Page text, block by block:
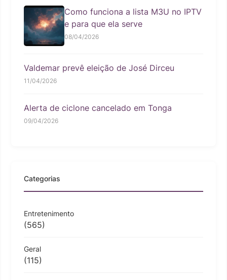
Como funciona a lista M3U no IPTV
e para que ela serve
08/04/2026
Valdemar prevê eleição de José Dirceu
11/04/2026
Alerta de ciclone cancelado em Tonga
09/04/2026
Categorias
Entretenimento
(565)
Geral
(115)